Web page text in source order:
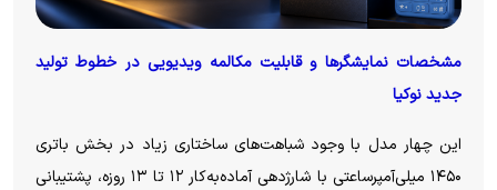
مشخصات نمایشگر‌ها و قابلیت مکالمه ویدیویی در خطوط تولید
جدید نوکیا
این چهار مدل با وجود شباهت‌های ساختاری زیاد در بخش باتری
۱۴۵۰ میلی‌آمپرساعتی با شارژدهی آماده‌به‌کار ۱۲ تا ۱۳ روزه، پشتیبانی